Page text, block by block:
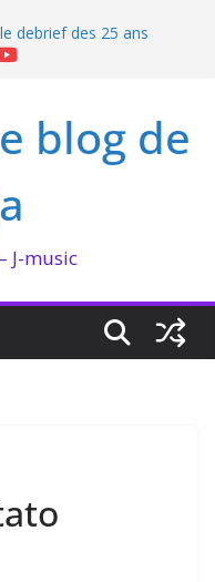
debrief des 25 ans
de juillet 2026
ange blog de
J-music